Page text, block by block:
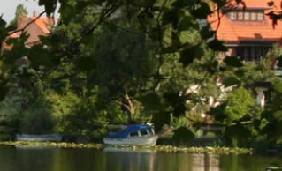
Bekijk ook...
Loosdrecht
Loenen aan de Vecht